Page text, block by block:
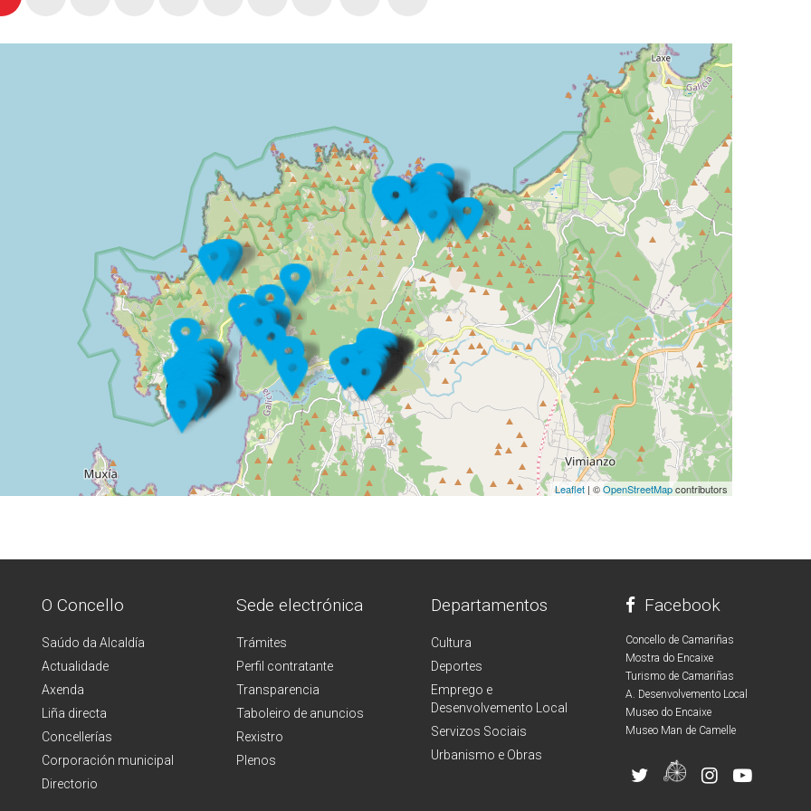
Leaflet | ©OpenStreetMapcontributors
O Concello
Saúdo da Alcaldía
Actualidade
Axenda
Liña directa
Concellerías
Corporación municipal
Directorio
Sede electrónica
Trámites
Perfil contratante
Transparencia
Taboleiro de anuncios
Rexistro
Plenos
Departamentos
Cultura
Deportes
Emprego e
Desenvolvemento Local
Servizos Sociais
Urbanismo e Obras
Facebook
Concello de Camariñas
Mostra do Encaixe
Turismo de Camariñas
A. Desenvolvemento Local
Museo do Encaixe
Museo Man de Camelle